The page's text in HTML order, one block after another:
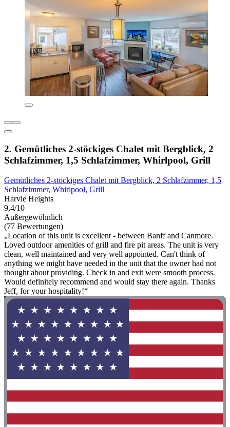
2. Gemütliches 2-stöckiges Chalet mit Bergblick, 2
Schlafzimmer, 1,5 Schlafzimmer, Whirlpool, Grill
Gemütliches 2-stöckiges Chalet mit Bergblick, 2 Schlafzimmer, 1,5
Schlafzimmer, Whirlpool, Grill
Harvie Heights
9,4/10
Außergewöhnlich
(77 Bewertungen)
„Location of this unit is excellent - between Banff and Canmore.
Loved outdoor amenities of grill and fire pit areas. The unit is very
clean, well maintained and very well appointed. Can't think of
anything we might have needed in the unit that the owner had not
thought about providing. Check in and exit were smooth process.
Would definitely recommend and would stay there again. Thanks
Jeff, for your hospitality!“